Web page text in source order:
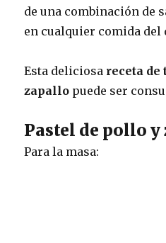
de una combinación de
en cualquier comida del
Esta deliciosa receta de
zapallo puede ser
Pastel de pollo
Para la masa: